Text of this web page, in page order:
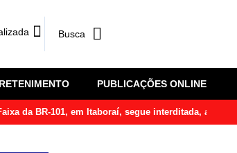
PUBLICAÇÕES ONLINE
da BR-101, em Itaboraí, segue interditada, após